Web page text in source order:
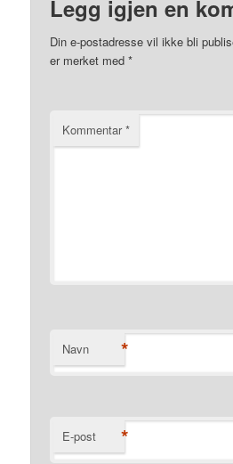
Legg igjen en
Din e-postadresse vil ikke bli
er merket med*
Kommentar*
Navn *
E-post *